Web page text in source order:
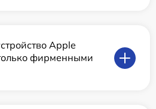
Apple
фирменными